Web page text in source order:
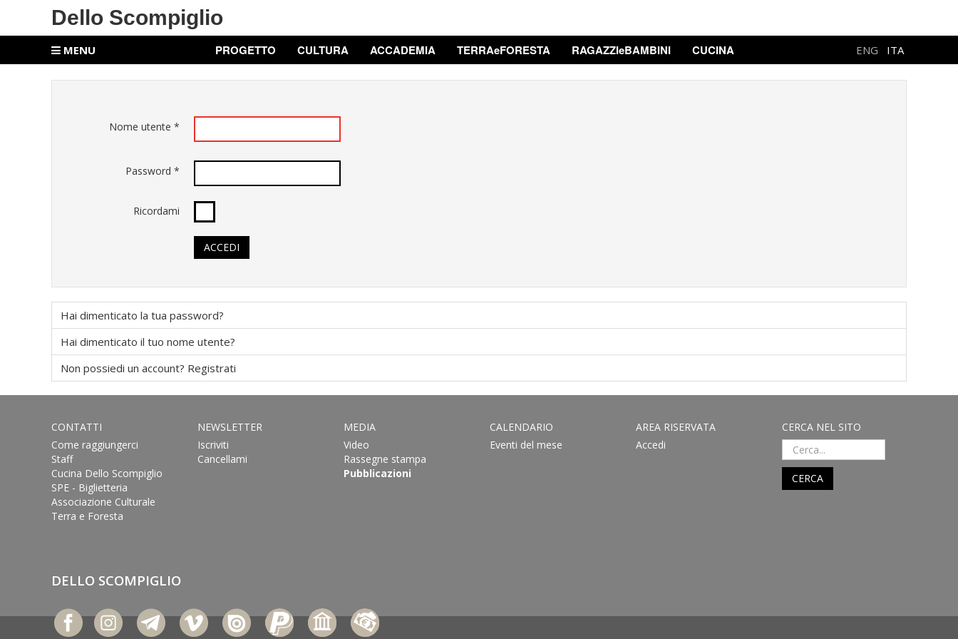
Dello Scompiglio
MENU PROGETTO CULTURA ACCADEMIA TERRAeFORESTA RAGAZZIeBAMBINI CUCINA ENG ITA
Nome utente *
Password *
Ricordami
ACCEDI
Hai dimenticato la tua password?
Hai dimenticato il tuo nome utente?
Non possiedi un account? Registrati
CONTATTI
Come raggiungerci
Staff
Cucina Dello Scompiglio
SPE - Biglietteria
Associazione Culturale
Terra e Foresta
NEWSLETTER
Iscriviti
Cancellami
MEDIA
Video
Rassegne stampa
Pubblicazioni
CALENDARIO
Eventi del mese
AREA RISERVATA
Accedi
CERCA NEL SITO
CERCA
DELLO SCOMPIGLIO